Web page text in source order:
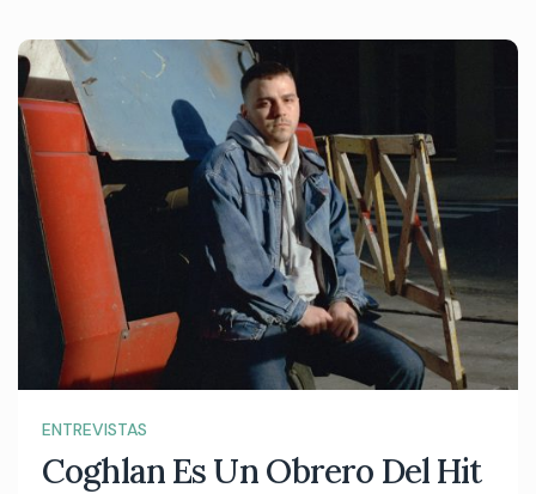
ENTREVISTAS
Coghlan Es Un Obrero Del Hit